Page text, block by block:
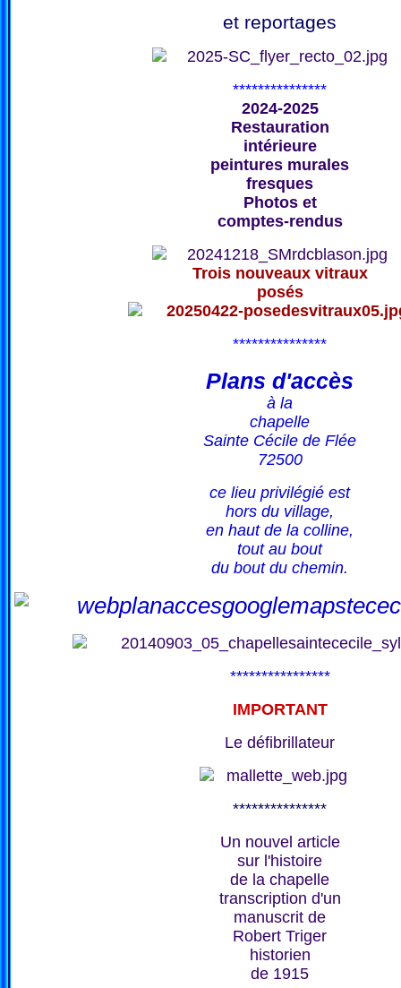
et reportages
***************
2024-2025
Restauration
intérieure
peintures murales
fresques
Photos et
comptes-rendus
Trois nouveaux vitraux
posés
***************
Plans d'accès
à la
chapelle
Sainte Cécile de Flée
72500
ce lieu privilégié est
hors du village,
en haut de la colline,
tout au bout
du bout du chemin.
****************
IMPORTANT
Le défibrillateur
***************
Un nouvel article
sur l'histoire
de la chapelle
transcription d'un
manuscrit de
Robert Triger
historien
de 1915